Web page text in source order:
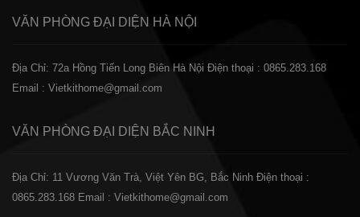
VĂN PHÒNG ĐẠI DIỆN HÀ NỘI
Địa Chỉ: 72a Hồng Tiến Long Biên Hà Nội Điện thoại : 0865.283.168
Email : Vietkithome@gmail.com
VĂN PHÒNG ĐẠI DIỆN BẮC NINH
Địa Chỉ: 11 Vương Văn Trà, Việt Yên BG, Bắc Ninh Điện thoại :
0865.283.168 Email : Vietkithome@gmail.com